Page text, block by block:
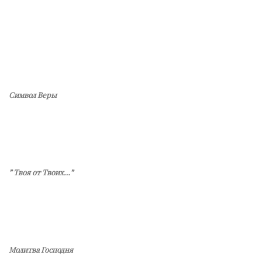
Символ Веры
” Твоя от Твоих…”
Молитва Господня